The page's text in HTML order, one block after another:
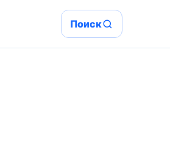
Поиск